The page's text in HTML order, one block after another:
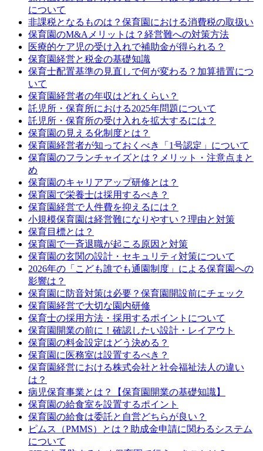
について
非課税となるものは？保育園における消費税の取扱い
保育園のM&Aメリットは？経営難への対策方法
医療的ケア児の受け入れで補助金が得られる？
保育園経営と税金の基礎知識
保育士配置基準の見直しで何が変わる？加算措置につ
いて
保育園経営者の年収はどれくらい？
託児所・保育所における2025年問題について
託児所・保育所の受け入れを拡大するには？
保育園の見える化制度とは？
保育園経営者が知っておくべき「1号認定」について
保育園のフランチャイズとは？メリット・注意点まと
め
保育園のキャリアアップ研修とは？
保育園で栄養士は採用するべき？
保育園経営で人件費を抑えるには？
小規模保育園は経営難になりやすい？理由と対策
保育目標とは？
保育園で一斉退職が起こる原因と対策
保育園の玄関の設計・セキュリティ対策について
2026年の「こども誰でも通園制度」による保育園への
影響は？
保育園に防音対策は必要？保育園開設前にチェック
保育園経営で大切な園内研修
保育士の採用方法・採用するポイントについて
保育園開業の前に！確認したい設計・レイアウト
保育園の料金設定はどう決める？
保育園に医務室は設置するべき？
保育園経営における株式会社と社会福祉法人の違い
は？
病児保育事業とは？【保育園開業の基礎知識】
保育園の給食室を設置するポイント
保育園の給食は委託と自営どちらが良い？
ピムス（PMMS）とは？助成金申請に関わるシステム
について